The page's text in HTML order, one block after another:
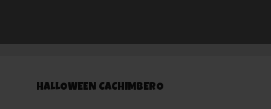
HALLOWEEN CACHIMBERO